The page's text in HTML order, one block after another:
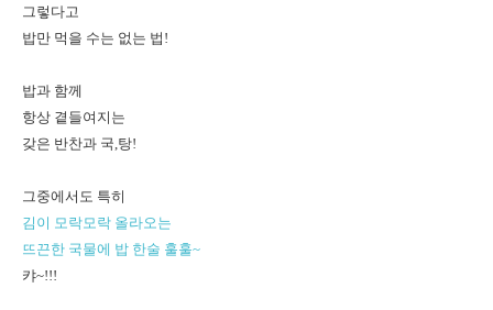
그렇다고
밥만 먹을 수는 없는 법!
밥과 함께
항상 곁들여지는
갖은 반찬과 국,탕!
그중에서도 특히
김이 모락모락 올라오는
뜨끈한 국물에 밥 한술 훌훌~
캬~!!!